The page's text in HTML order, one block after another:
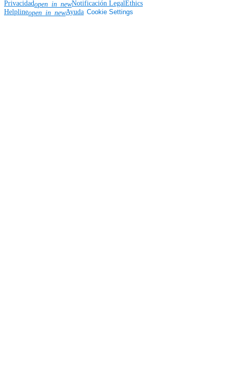
Privacidadopen_in_newNotificación LegalEthics
Helplineopen_in_newAyuda Cookie Settings